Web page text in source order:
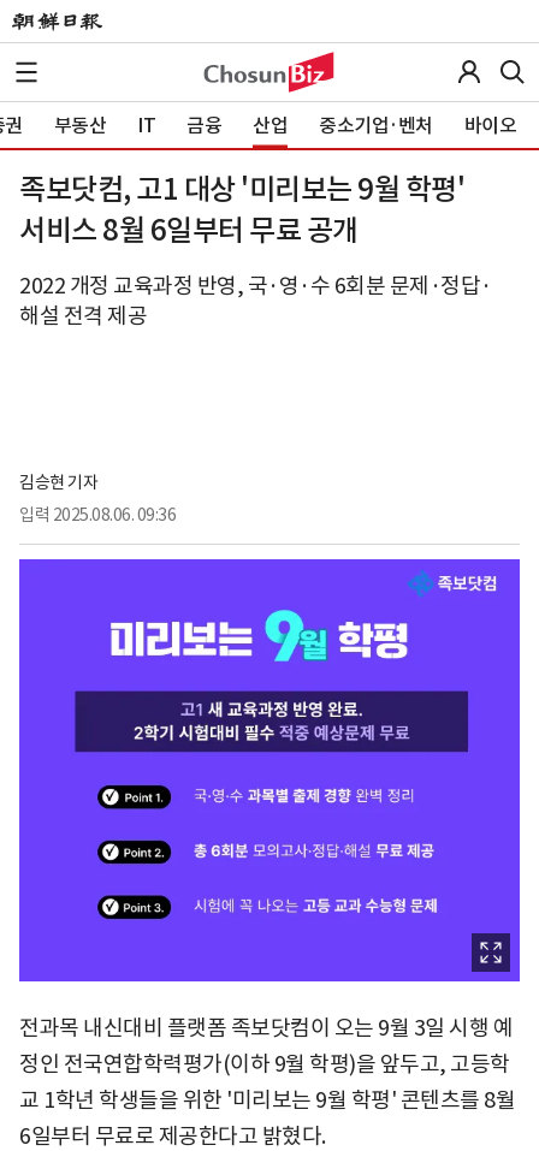
부동산 IT 금융 산업 중소기업·벤처 바이오
족보닷컴, 고1 대상 '미리보는 9월 학평'
서비스 8월 6일부터 무료 공개
2022 개정 교육과정 반영, 국·영·수 6회분 문제·정답·
해설 전격 제공
김승현 기자
입력 2025.08.06. 09:36
전과목 내신대비 플랫폼 족보닷컴이 오는 9월 3일 시행 예
정인 전국연합학력평가(이하 9월 학평)을 앞두고, 고등학
교 1학년 학생들을 위한 '미리보는 9월 학평' 콘텐츠를 8월
6일부터 무료로 제공한다고 밝혔다.